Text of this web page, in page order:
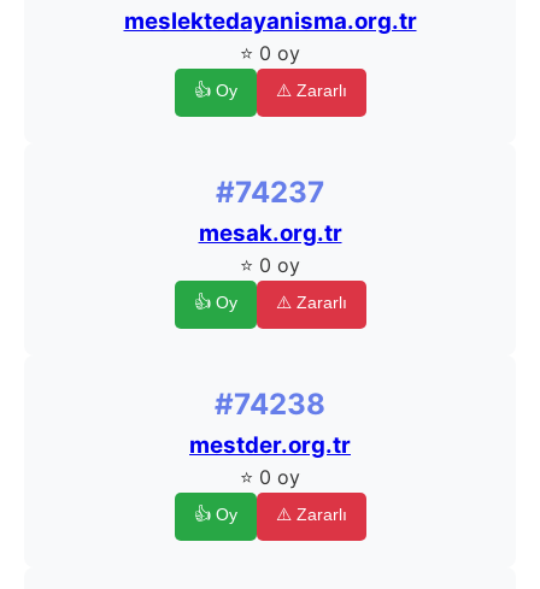
meslektedayanisma.org.tr
⭐ 0 oy
👍 Oy ⚠️ Zararlı
#74237
mesak.org.tr
⭐ 0 oy
👍 Oy ⚠️ Zararlı
#74238
mestder.org.tr
⭐ 0 oy
👍 Oy ⚠️ Zararlı